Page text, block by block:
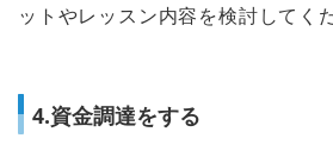
ットやレッスン内容を検討してく
4.資金調達をする